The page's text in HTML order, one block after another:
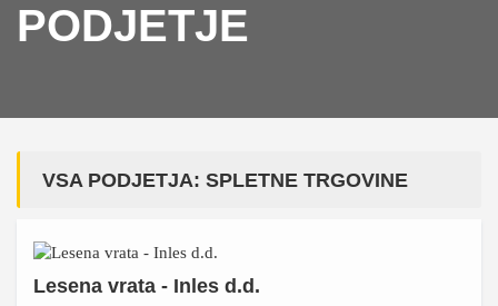
PODJETJE
VSA PODJETJA: SPLETNE TRGOVINE
Lesena vrata - Inles d.d.